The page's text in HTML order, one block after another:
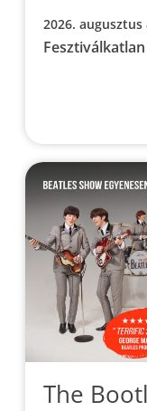
2026. augusztus
The